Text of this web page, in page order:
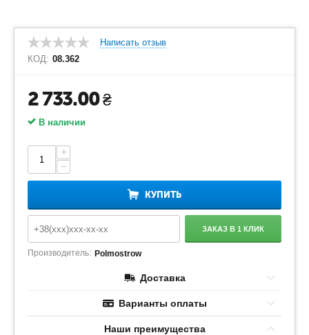
Написать отзыв
КОД: 08.362
2 733.00₴
В наличии
+
−
КУПИТЬ
ЗАКАЗ В 1 КЛИК
Производитель: Polmostrow
Доставка
Варианты оплаты
Наши преимущества